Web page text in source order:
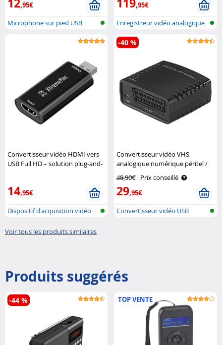
,95€
Microphone sur pied USB
,95€
Enregistreur vidéo analogique
avec ..
Convertisseur vidéo HDMI vers
USB Full HD – solution plug-and-
14,95€
Dispositif d'acquisition vidéo
Convertisseur vidéo VHS
analogique numérique péritel /
AV vers USB VG-310 Q-Sonic
49,90€ Prix conseillé
29,95€
-40 %
Convertisseur vidéo USB
Voir tous les produits similaires
Produits suggérés
-44 % TOP VENTE